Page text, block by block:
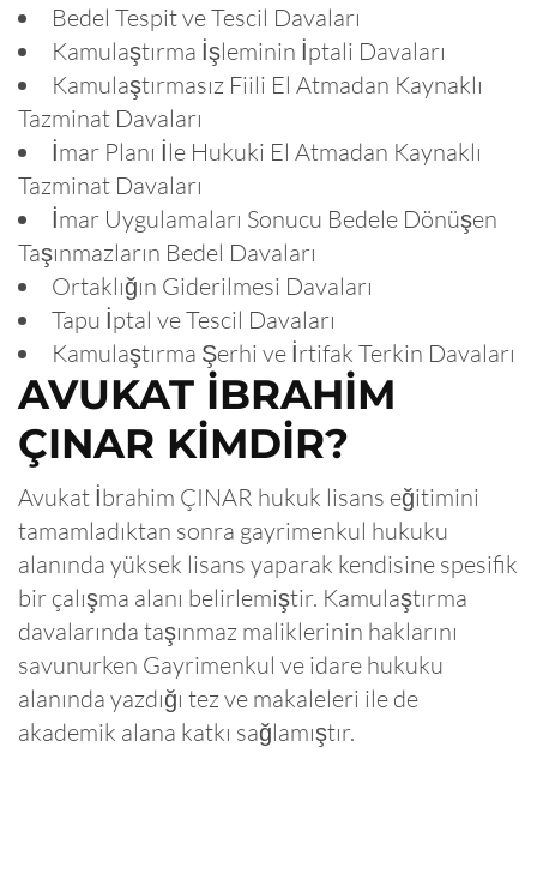
Bedel Tespit ve Tescil Davaları
Kamulaştırma İşleminin İptali Davaları
Kamulaştırmasız Fiili El Atmadan Kaynaklı
Tazminat Davaları
İmar Planı İle Hukuki El Atmadan Kaynaklı
Tazminat Davaları
İmar Uygulamaları Sonucu Bedele Dönüşen
Taşınmazların Bedel Davaları
Ortaklığın Giderilmesi Davaları
Tapu İptal ve Tescil Davaları
Kamulaştırma Şerhi ve İrtifak Terkin Davaları
AVUKAT İBRAHİM
ÇINAR KİMDİR?
Avukat İbrahim ÇINAR hukuk lisans eğitimini
tamamladıktan sonra gayrimenkul hukuku
alanında yüksek lisans yaparak kendisine spesifik
bir çalışma alanı belirlemiştir. Kamulaştırma
davalarında taşınmaz maliklerinin haklarını
savunurken Gayrimenkul ve idare hukuku
alanında yazdığı tez ve makaleleri ile de
akademik alana katkı sağlamıştır.